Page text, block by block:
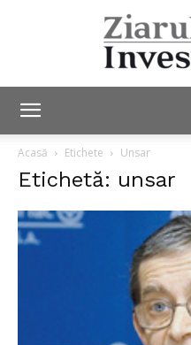
Acasă Etichete Unsar
Etichetă: unsar